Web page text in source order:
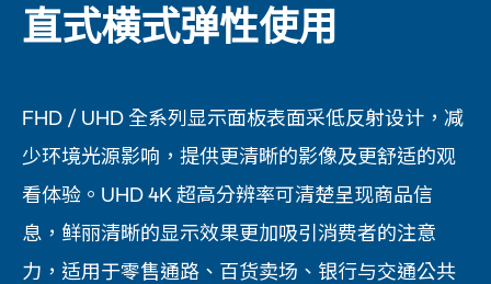
直式横式弹性使用
FHD / UHD 全系列显示面板表面采低反射设计，减
少环境光源影响，提供更清晰的影像及更舒适的观
看体验。UHD 4K 超高分辨率可清楚呈现商品信
息，鲜丽清晰的显示效果更加吸引消费者的注意
力，适用于零售通路、百货卖场、银行与交通公共